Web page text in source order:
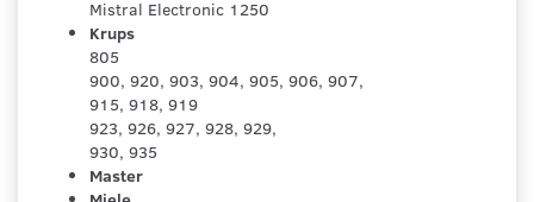
Mistral Electronic 1250
Krups
805
900, 920, 903, 904, 905, 906, 907,
915, 918, 919
923, 926, 927, 928, 929,
930, 935
Master